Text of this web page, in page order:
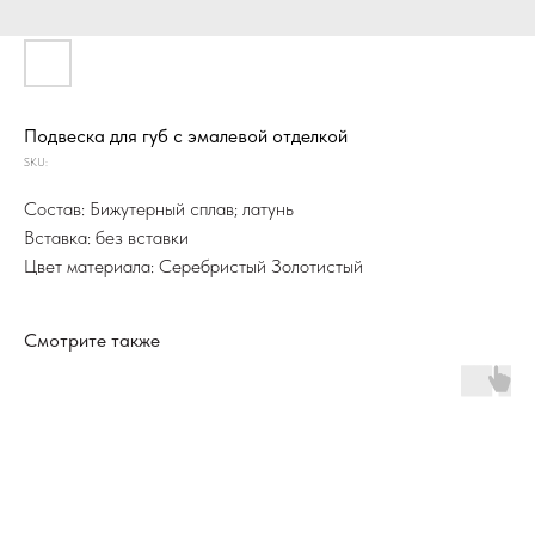
Подвеска для губ с эмалевой отделкой
SKU:
Состав: Бижутерный сплав; латунь
Вставка: без вставки
Цвет материала: Серебристый Золотистый
Смотрите также